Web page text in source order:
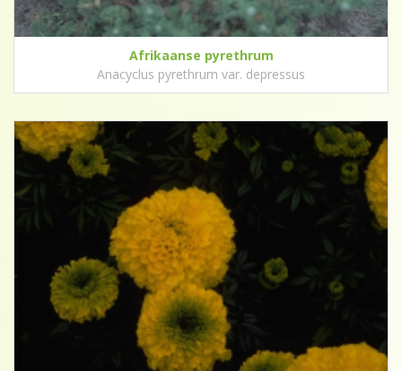
Afrikaanse pyrethrum
Anacyclus pyrethrum var. depressus